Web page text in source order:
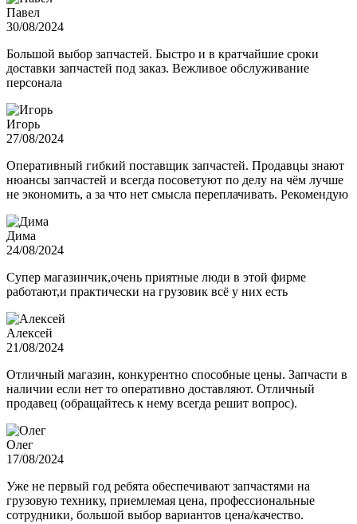
Павел
30/08/2024
Большой выбор запчастей. Быстро и в кратчайшие сроки
доставки запчастей под заказ. Вежливое обслуживание
персонала
Игорь
27/08/2024
Оперативный гибкий поставщик запчастей. Продавцы знают
нюансы запчастей и всегда посоветуют по делу на чём лучше
не экономить, а за что нет смысла переплачивать. Рекомендую
Дима
24/08/2024
Супер магазинчик,очень приятные люди в этой фирме
работают,и практически на грузовик всё у них есть
Алексей
21/08/2024
Отличный магазин, конкурентно способные цены. Запчасти в
наличии если нет то оперативно доставляют. Отличный
продавец (обращайтесь к нему всегда решит вопрос).
Олег
17/08/2024
Уже не первый год ребята обеспечивают запчастями на
грузовую технику, приемлемая цена, профессиональные
сотрудники, большой выбор вариантов цена/качество.